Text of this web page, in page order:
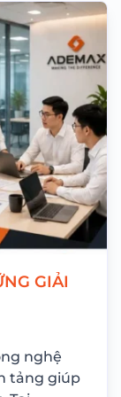
GIẢI
nghệ
tảng giúp